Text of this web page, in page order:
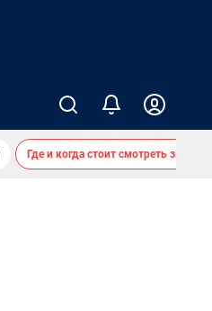
Где и когда стоит смотреть